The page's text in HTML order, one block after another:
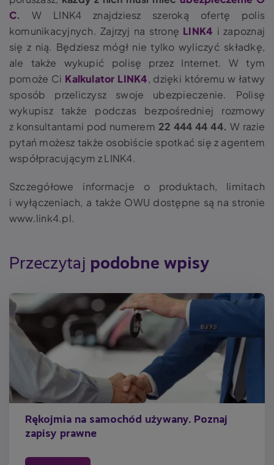
C.
W LINK4 znajdziesz szeroką ofertę polis
komunikacyjnych. Zajrzyj na stronę LINK4 i zapoznaj
się z nią. Będziesz mógł nie tylko wyliczyć składkę,
ale także wykupić polisę przez Internet. W tym
pomoże Ci Kalkulator LINK4, dzięki któremu w łatwy
sposób przeliczysz swoje ubezpieczenie. Polisę
wykupisz także podczas bezpośredniej rozmowy
z konsultantami pod numerem 22 444 44 44. W razie
pytań możesz także osobiście spotkać się z agentem
współpracującym z LINK4.
Szczegółowe informacje o produktach, limitach
i wyłączeniach, a także OWU dostępne są na stronie
www.link4.pl.
Przeczytaj podobne wpisy
Rękojmia na samochód używany. Poznaj
zapisy prawne